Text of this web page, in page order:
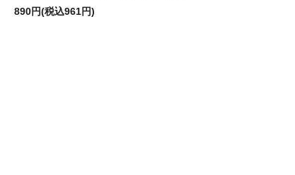
890円(税込961円)